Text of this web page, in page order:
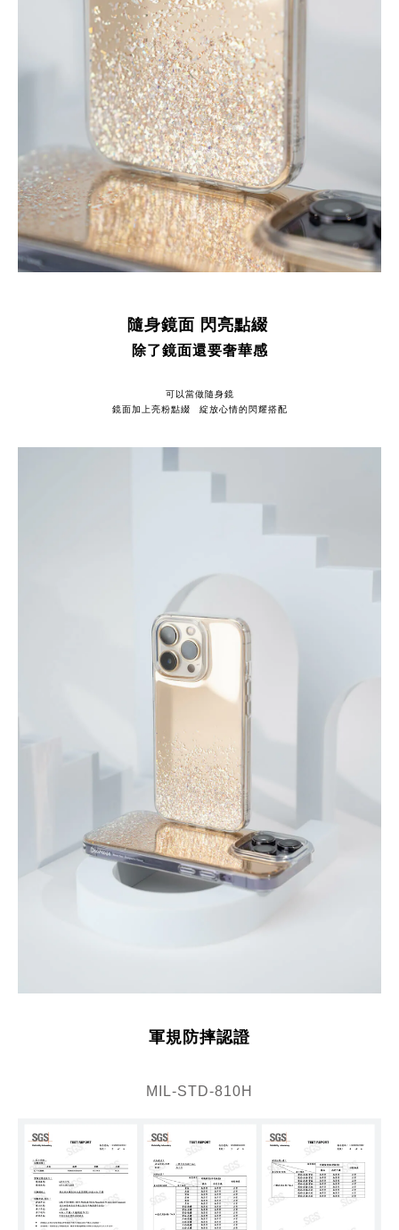
隨身鏡面 閃亮點綴
除了鏡面還要奢華感
可以當做隨身鏡
鏡面加上亮粉點綴 綻放心情的閃耀搭配
軍規防摔認證
MIL-STD-810H